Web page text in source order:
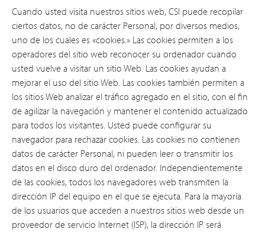
Cuando usted visita nuestros sitios web, CSI puede recopilar
ciertos datos, no de carácter Personal, por diversos medios,
uno de los cuales es «cookies.» Las cookies permiten a los
operadores del sitio web reconocer su ordenador cuando
usted vuelve a visitar un sitio Web. Las cookies ayudan a
mejorar el uso del sitio Web. Las cookies también permiten a
los sitios Web analizar el tráfico agregado en el sitio, con el fin
de agilizar la navegación y mantener el contenido actualizado
para todos los visitantes. Usted puede configurar su
navegador para rechazar cookies. Las cookies no contienen
datos de carácter Personal, ni pueden leer o transmitir los
datos en el disco duro del ordenador. Independientemente
de las cookies, todos los navegadores web transmiten la
dirección IP del equipo en el que se ejecuta. Para la mayoría
de los usuarios que acceden a nuestros sitios web desde un
proveedor de servicio Internet (ISP), la dirección IP será